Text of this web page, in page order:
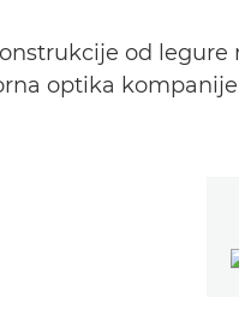
od legure
optika